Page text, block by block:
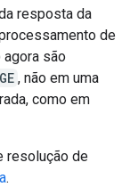
resposta da
de
agora são
, não em uma
como em
resolução de
.